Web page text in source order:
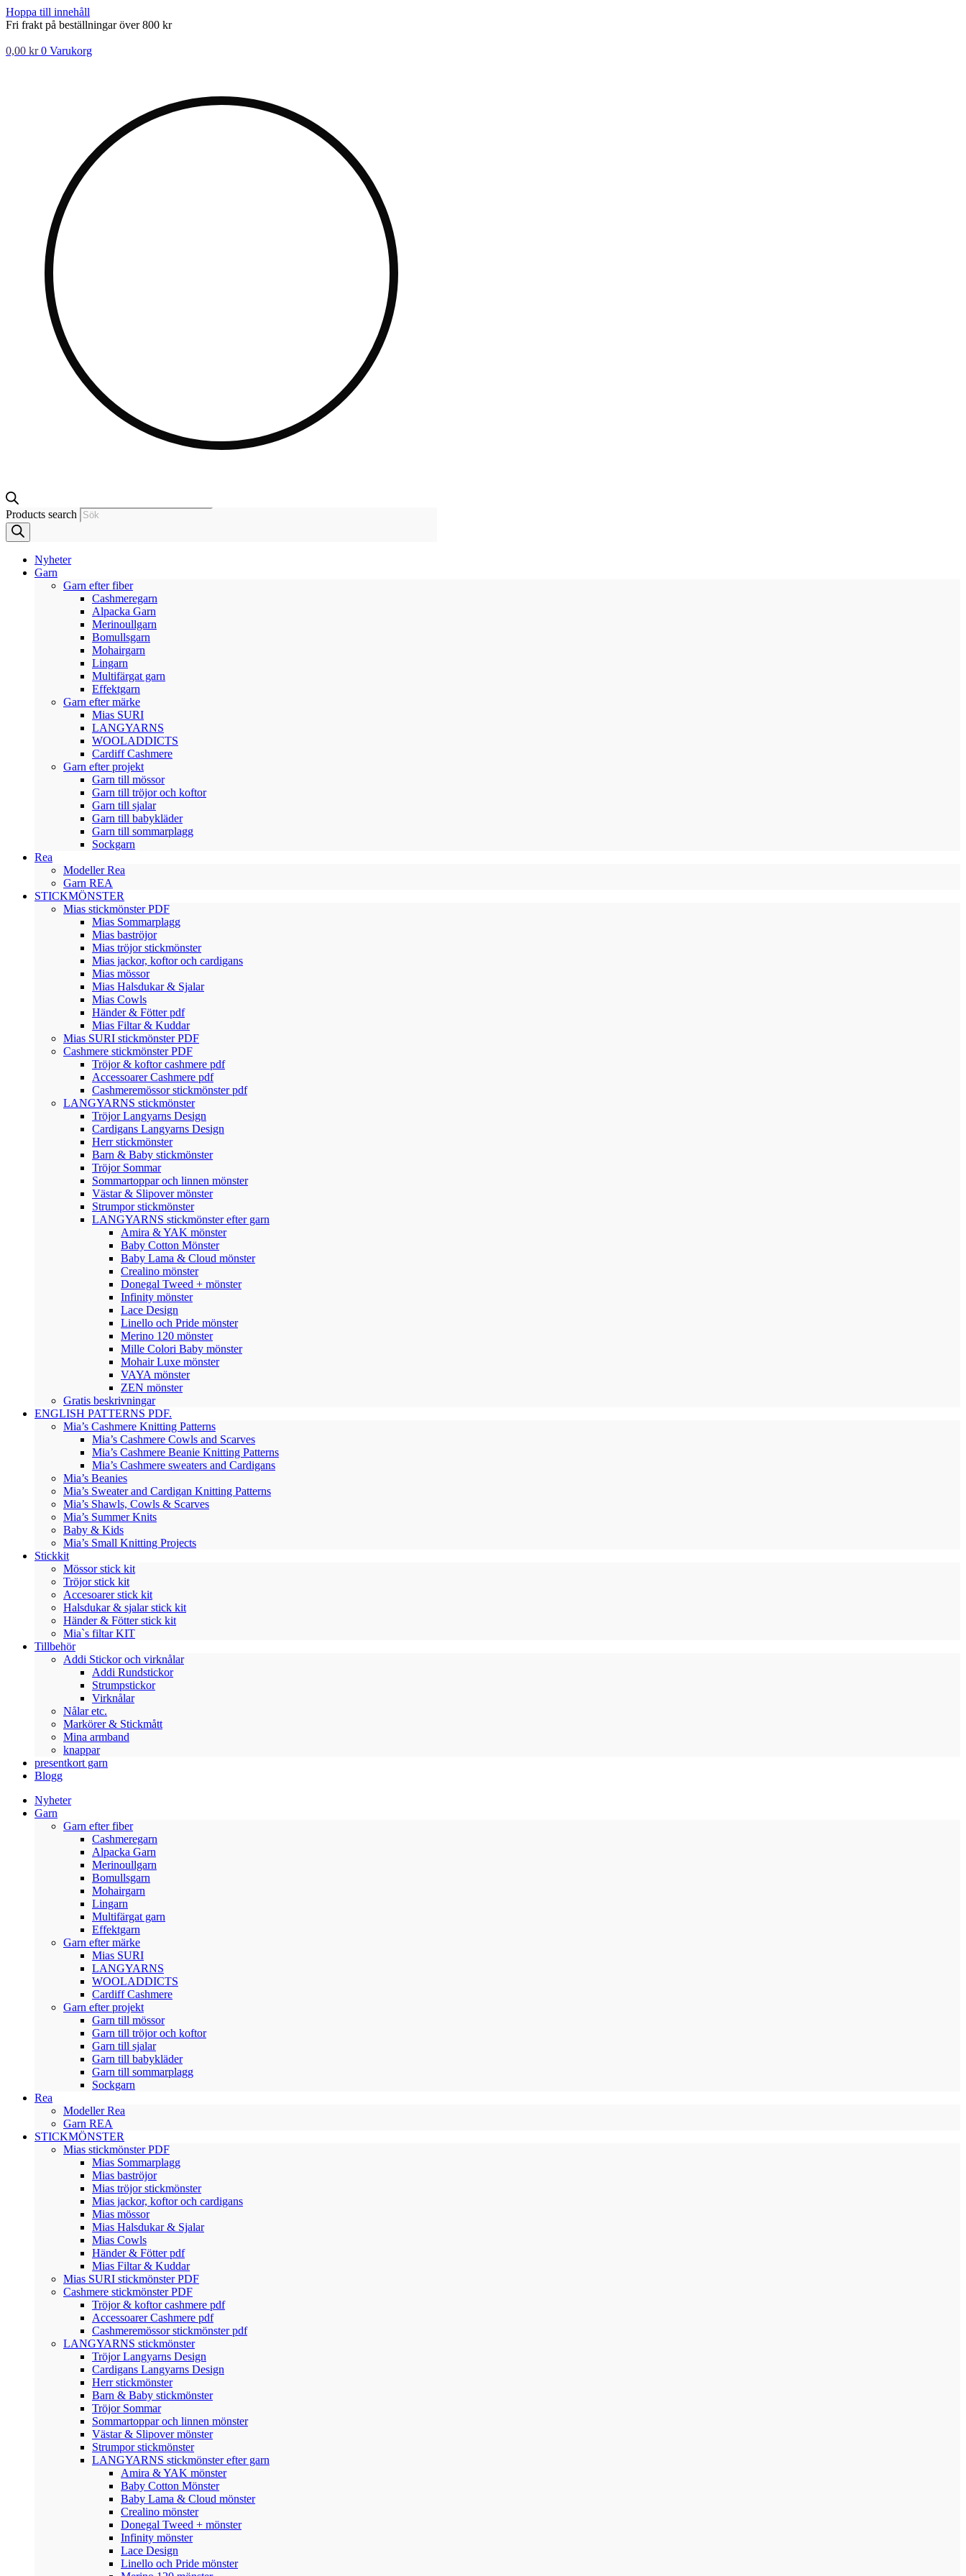
Hoppa till innehåll
Fri frakt på beställningar över 800 kr
0,00 kr 0 Varukorg
Products search
Nyheter
Garn
Garn efter fiber
Cashmeregarn
Alpacka Garn
Merinoullgarn
Bomullsgarn
Mohairgarn
Lingarn
Multifärgat garn
Effektgarn
Garn efter märke
Mias SURI
LANGYARNS
WOOLADDICTS
Cardiff Cashmere
Garn efter projekt
Garn till mössor
Garn till tröjor och koftor
Garn till sjalar
Garn till babykläder
Garn till sommarplagg
Sockgarn
Rea
Modeller Rea
Garn REA
STICKMÖNSTER
Mias stickmönster PDF
Mias Sommarplagg
Mias baströjor
Mias tröjor stickmönster
Mias jackor, koftor och cardigans
Mias mössor
Mias Halsdukar & Sjalar
Mias Cowls
Händer & Fötter pdf
Mias Filtar & Kuddar
Mias SURI stickmönster PDF
Cashmere stickmönster PDF
Tröjor & koftor cashmere pdf
Accessoarer Cashmere pdf
Cashmeremössor stickmönster pdf
LANGYARNS stickmönster
Tröjor Langyarns Design
Cardigans Langyarns Design
Herr stickmönster
Barn & Baby stickmönster
Tröjor Sommar
Sommartoppar och linnen mönster
Västar & Slipover mönster
Strumpor stickmönster
LANGYARNS stickmönster efter garn
Amira & YAK mönster
Baby Cotton Mönster
Baby Lama & Cloud mönster
Crealino mönster
Donegal Tweed + mönster
Infinity mönster
Lace Design
Linello och Pride mönster
Merino 120 mönster
Mille Colori Baby mönster
Mohair Luxe mönster
VAYA mönster
ZEN mönster
Gratis beskrivningar
ENGLISH PATTERNS PDF.
Mia’s Cashmere Knitting Patterns
Mia’s Cashmere Cowls and Scarves
Mia’s Cashmere Beanie Knitting Patterns
Mia’s Cashmere sweaters and Cardigans
Mia’s Beanies
Mia’s Sweater and Cardigan Knitting Patterns
Mia’s Shawls, Cowls & Scarves
Mia’s Summer Knits
Baby & Kids
Mia’s Small Knitting Projects
Stickkit
Mössor stick kit
Tröjor stick kit
Accesoarer stick kit
Halsdukar & sjalar stick kit
Händer & Fötter stick kit
Mia`s filtar KIT
Tillbehör
Addi Stickor och virknålar
Addi Rundstickor
Strumpstickor
Virknålar
Nålar etc.
Markörer & Stickmått
Mina armband
knappar
presentkort garn
Blogg
Nyheter
Garn
Garn efter fiber
Cashmeregarn
Alpacka Garn
Merinoullgarn
Bomullsgarn
Mohairgarn
Lingarn
Multifärgat garn
Effektgarn
Garn efter märke
Mias SURI
LANGYARNS
WOOLADDICTS
Cardiff Cashmere
Garn efter projekt
Garn till mössor
Garn till tröjor och koftor
Garn till sjalar
Garn till babykläder
Garn till sommarplagg
Sockgarn
Rea
Modeller Rea
Garn REA
STICKMÖNSTER
Mias stickmönster PDF
Mias Sommarplagg
Mias baströjor
Mias tröjor stickmönster
Mias jackor, koftor och cardigans
Mias mössor
Mias Halsdukar & Sjalar
Mias Cowls
Händer & Fötter pdf
Mias Filtar & Kuddar
Mias SURI stickmönster PDF
Cashmere stickmönster PDF
Tröjor & koftor cashmere pdf
Accessoarer Cashmere pdf
Cashmeremössor stickmönster pdf
LANGYARNS stickmönster
Tröjor Langyarns Design
Cardigans Langyarns Design
Herr stickmönster
Barn & Baby stickmönster
Tröjor Sommar
Sommartoppar och linnen mönster
Västar & Slipover mönster
Strumpor stickmönster
LANGYARNS stickmönster efter garn
Amira & YAK mönster
Baby Cotton Mönster
Baby Lama & Cloud mönster
Crealino mönster
Donegal Tweed + mönster
Infinity mönster
Lace Design
Linello och Pride mönster